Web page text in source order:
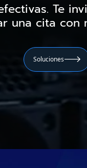
Te
una cita con
Soluciones